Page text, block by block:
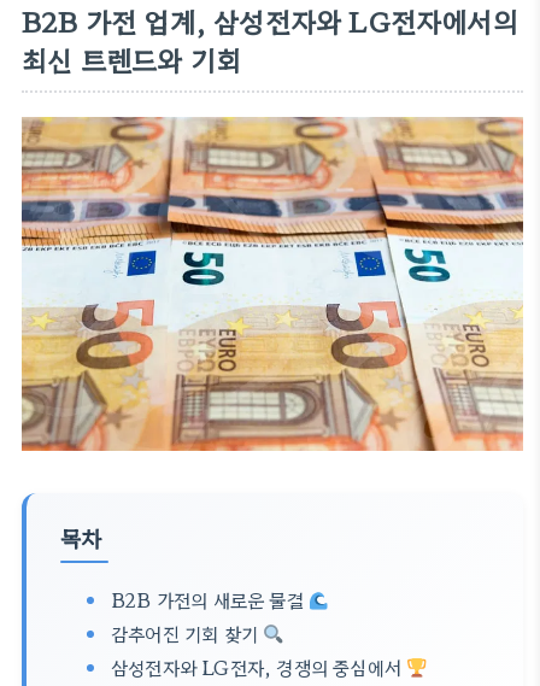
B2B 가전 업계, 삼성전자와 LG전자에서의
최신 트렌드와 기회
목차
B2B 가전의 새로운 물결
감추어진 기회 찾기
삼성전자와 LG전자, 경쟁의 중심에서